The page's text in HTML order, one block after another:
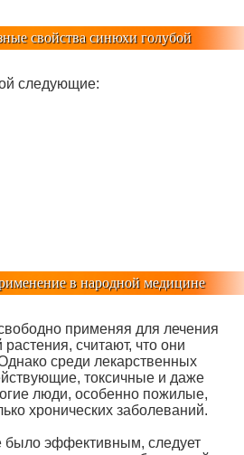
свойства синюхи голубой
следующие:
в народной медицине
применяя для лечения
считают, что они
среди лекарственных
токсичные и даже
люди, особенно пожилые,
хронических заболеваний.
было эффективным, следует